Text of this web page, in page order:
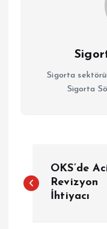
Sigorta
Sigorta
a
OKS’de
Revizyon
İhtiyacı